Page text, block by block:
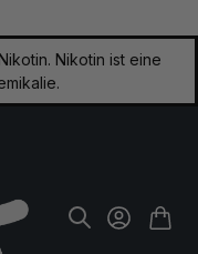
Nikotin ist eine